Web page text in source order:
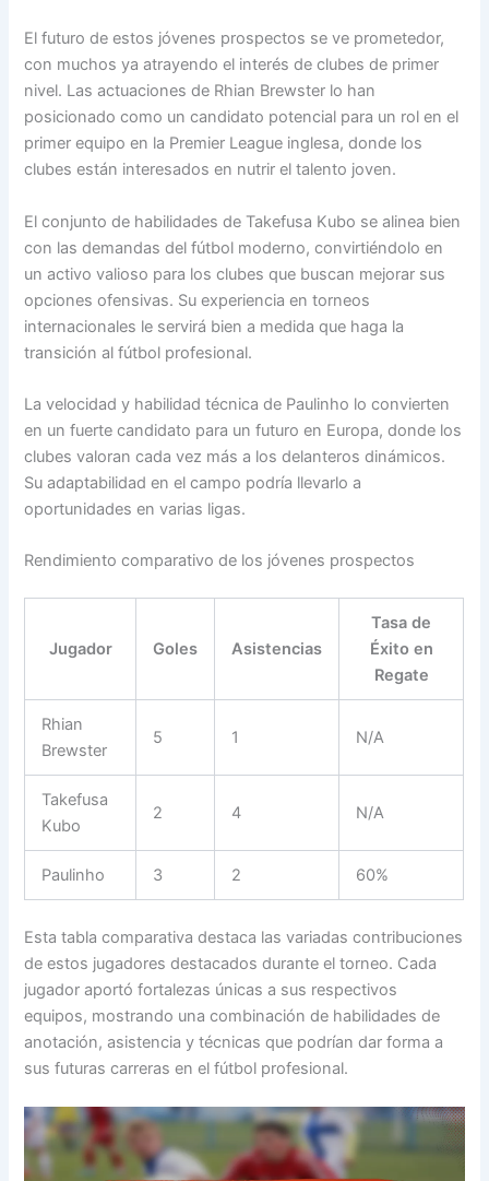
El futuro de estos jóvenes prospectos se ve prometedor,
con muchos ya atrayendo el interés de clubes de primer
nivel. Las actuaciones de Rhian Brewster lo han
posicionado como un candidato potencial para un rol en el
primer equipo en la Premier League inglesa, donde los
clubes están interesados en nutrir el talento joven.
El conjunto de habilidades de Takefusa Kubo se alinea bien
con las demandas del fútbol moderno, convirtiéndolo en
un activo valioso para los clubes que buscan mejorar sus
opciones ofensivas. Su experiencia en torneos
internacionales le servirá bien a medida que haga la
transición al fútbol profesional.
La velocidad y habilidad técnica de Paulinho lo convierten
en un fuerte candidato para un futuro en Europa, donde los
clubes valoran cada vez más a los delanteros dinámicos.
Su adaptabilidad en el campo podría llevarlo a
oportunidades en varias ligas.
Rendimiento comparativo de los jóvenes prospectos
Jugador Goles Asistencias
Tasa de
Éxito en
Regate
Rhian
Brewster
5 1 N/A
Takefusa
Kubo
2 4 N/A
Paulinho 3 2 60%
Esta tabla comparativa destaca las variadas contribuciones
de estos jugadores destacados durante el torneo. Cada
jugador aportó fortalezas únicas a sus respectivos
equipos, mostrando una combinación de habilidades de
anotación, asistencia y técnicas que podrían dar forma a
sus futuras carreras en el fútbol profesional.